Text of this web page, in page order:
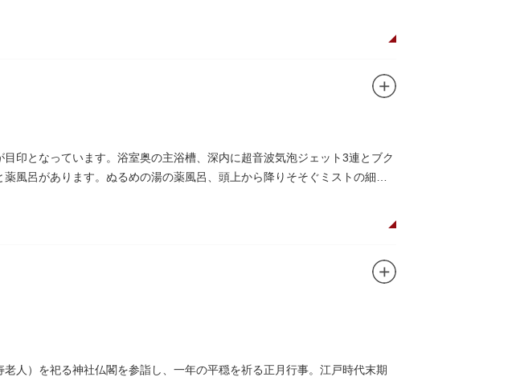
印となっています。浴室奥の主浴槽、深内に超音波気泡ジェット3連とブク
風呂があります。ぬるめの湯の薬風呂、頭上から降りそそぐミストの細か
人）を祀る神社仏閣を参詣し、一年の平穏を祈る正月行事。江戸時代末期